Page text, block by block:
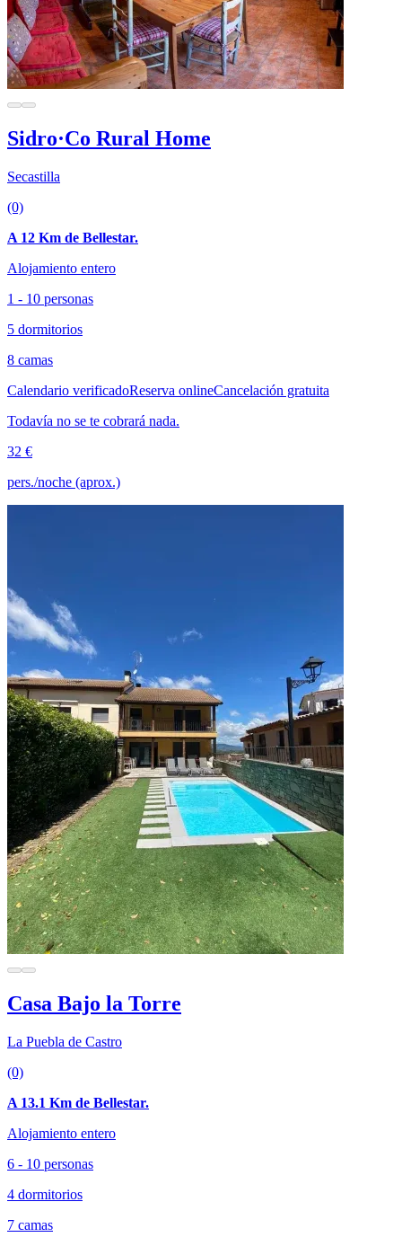
Sidro·Co Rural Home
Secastilla
(0)
A 12 Km de Bellestar.
Alojamiento entero
1 - 10 personas
5 dormitorios
8 camas
Calendario verificadoReserva onlineCancelación gratuita
Todavía no se te cobrará nada.
32 €
pers./noche (aprox.)
Casa Bajo la Torre
La Puebla de Castro
(0)
A 13.1 Km de Bellestar.
Alojamiento entero
6 - 10 personas
4 dormitorios
7 camas